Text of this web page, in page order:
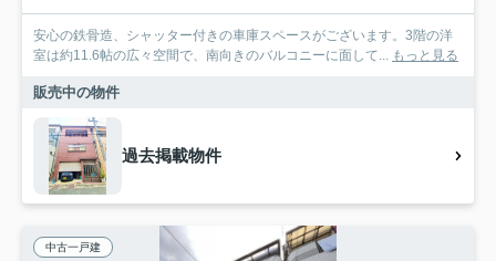
安心の鉄骨造、シャッター付きの車庫スペースがございます。3階の洋
室は約11.6帖の広々空間で、南向きのバルコニーに面して...
もっと見る
販売中の物件
過去掲載物件
中古一戸建